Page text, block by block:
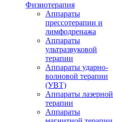
Физиотерапия
Аппараты
прессотерапии и
лимфодренажа
Аппараты
ультразвуковой
терапии
Аппараты ударно-
волновой терапии
(УВТ)
Аппараты лазерной
терапии
Аппараты